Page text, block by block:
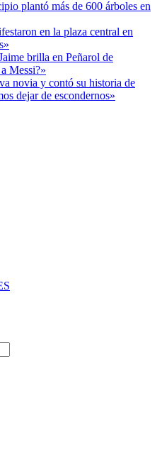
plantó más de 600 árboles en
en la plaza central en
brilla en Peñarol de
Messi?»
novia y contó su historia de
dejar de escondernos»